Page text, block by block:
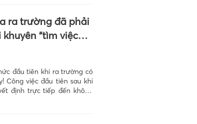
ra trường đã phải
“tìm việc
đầu tiên khi ra trường có
Công việc đầu tiên sau khi
định trực tiếp đến không